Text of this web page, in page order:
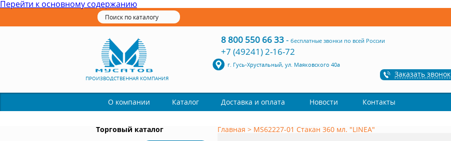
Перейти к основному содержанию
ПРОИЗВОДСТВЕННАЯ КОМПАНИЯ
8 800 550 66 33- бесплатные звонки по всей России
+7 (49241) 2-16-72
г. Гусь-Хрустальный, ул. Маяковского 40а
Заказать звонок
О компании Каталог Доставка и оплата Новости Контакты
Торговый каталог
Главная > MS62227-01 Стакан 360 мл. "LINEA"